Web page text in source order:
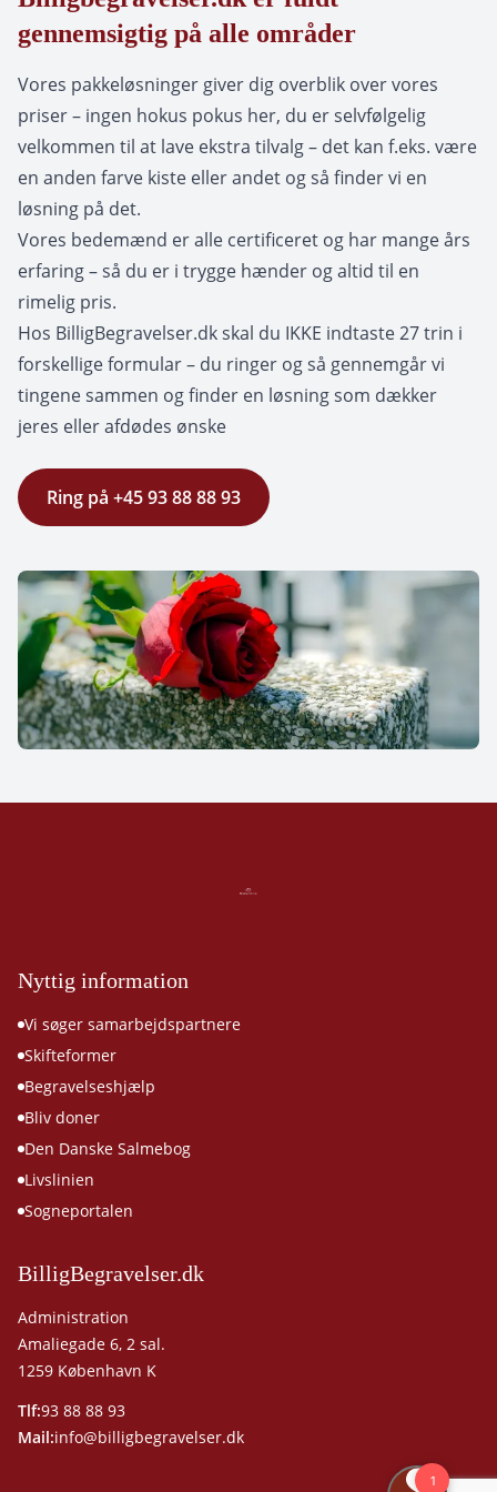
gennemsigtig på alle områder
Vores pakkeløsninger giver dig overblik over vores
priser – ingen hokus pokus her, du er selvfølgelig
velkommen til at lave ekstra tilvalg – det kan f.eks. være
en anden farve kiste eller andet og så finder vi en
løsning på det.
Vores bedemænd er alle certificeret og har mange års
erfaring – så du er i trygge hænder og altid til en
rimelig pris.
Hos BilligBegravelser.dk skal du IKKE indtaste 27 trin i
forskellige formular – du ringer og så gennemgår vi
tingene sammen og finder en løsning som dækker
jeres eller afdødes ønske
Ring på +45 93 88 88 93
Nyttig information
Vi søger samarbejdspartnere
Skifteformer
Begravelseshjælp
Bliv doner
Den Danske Salmebog
Livslinien
Sogneportalen
BilligBegravelser.dk
Administration
Amaliegade 6, 2 sal.
1259 København K
Tlf:93 88 88 93
Mail:info@billigbegravelser.dk